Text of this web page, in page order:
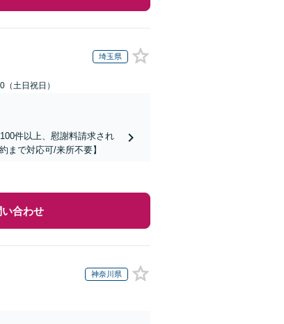
埼玉県
土日祝日）
件以上、慰謝料請求され
まで対応可/来所不要】
い合わせ
神奈川県